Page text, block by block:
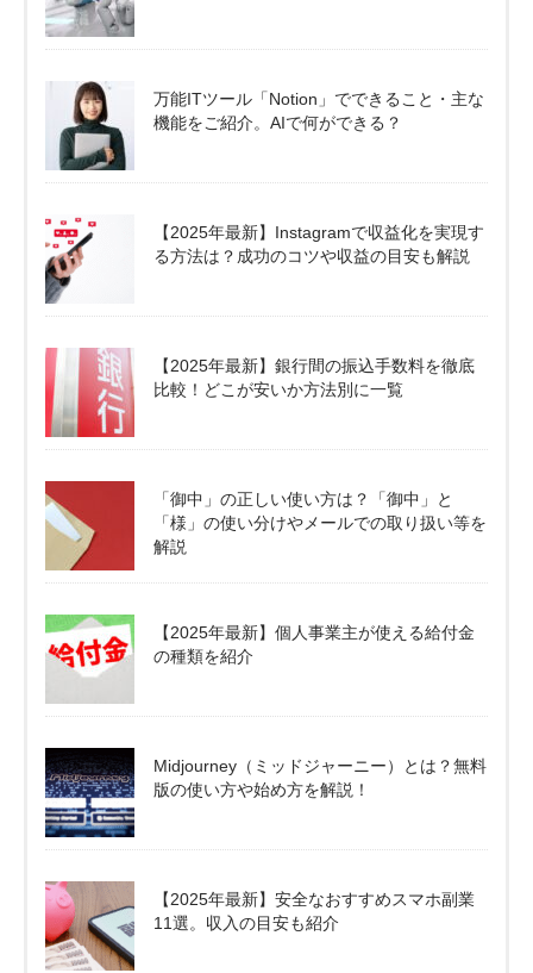
万能ITツール「Notion」でできること・主な
機能をご紹介。AIで何ができる？
【2025年最新】Instagramで収益化を実現す
る方法は？成功のコツや収益の目安も解説
【2025年最新】銀行間の振込手数料を徹底
比較！どこが安いか方法別に一覧
「御中」の正しい使い方は？「御中」と
「様」の使い分けやメールでの取り扱い等を
解説
【2025年最新】個人事業主が使える給付金
の種類を紹介
Midjourney（ミッドジャーニー）とは？無料
版の使い方や始め方を解説！
【2025年最新】安全なおすすめスマホ副業
11選。収入の目安も紹介